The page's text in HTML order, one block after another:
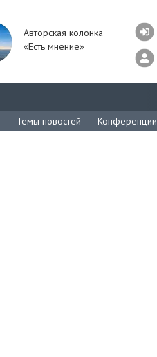
Авторская колонка
«Есть мнение»
Темы новостей Конференции